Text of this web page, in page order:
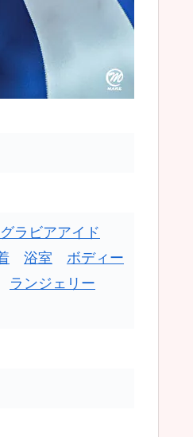
グラビアアイド
浴室
ボディー
ランジェリー